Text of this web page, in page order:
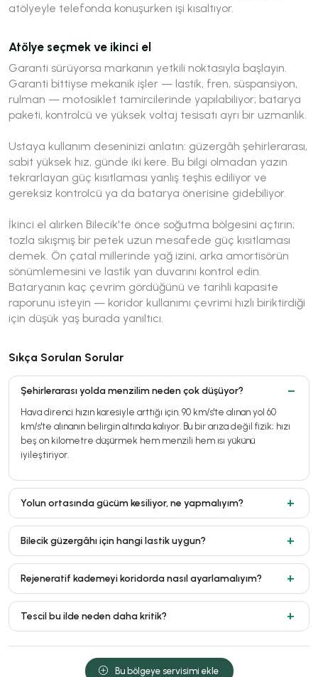
atölyeyle telefonda konuşurken işi kısaltıyor.
Atölye seçmek ve ikinci el
Garanti sürüyorsa markanın yetkili noktasıyla başlayın.
Garanti bittiyse mekanik işler — lastik, fren, süspansiyon,
rulman — motosiklet tamircilerinde yapılabiliyor; batarya
paketi, kontrolcü ve yüksek voltaj tesisatı ayrı bir uzmanlık.
Ustaya kullanım deseninizi anlatın: güzergâh şehirlerarası,
sabit yüksek hız, günde iki kere. Bu bilgi olmadan yazın
tekrarlayan güç kısıtlaması yanlış teşhis ediliyor ve
gereksiz kontrolcü ya da batarya önerisine gidebiliyor.
İkinci el alırken Bilecik'te önce soğutma bölgesini açtırın;
tozla sıkışmış bir petek uzun mesafede güç kısıtlaması
demek. Ön çatal millerinde yağ izini, arka amortisörün
sönümlemesini ve lastik yan duvarını kontrol edin.
Bataryanın kaç çevrim gördüğünü ve tarihli kapasite
raporunu isteyin — koridor kullanımı çevrimi hızlı biriktirdiği
için düşük yaş burada yanıltıcı.
Sıkça Sorulan Sorular
Şehirlerarası yolda menzilim neden çok düşüyor?
Hava direnci hızın karesiyle arttığı için. 90 km/s'te alınan yol 60
km/s'te alınanın belirgin altında kalıyor. Bu bir arıza değil fizik; hızı
beş on kilometre düşürmek hem menzili hem ısı yükünü
iyileştiriyor.
Yolun ortasında gücüm kesiliyor, ne yapmalıyım?
Bilecik güzergâhı için hangi lastik uygun?
Rejeneratif kademeyi koridorda nasıl ayarlamalıyım?
Tescil bu ilde neden daha kritik?
Bu bölgeye servisimi ekle